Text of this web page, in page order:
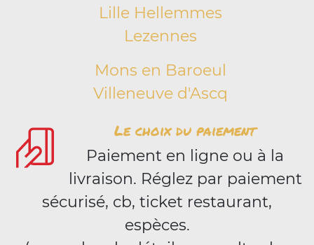
Lille Hellemmes
Lezennes
Mons en Baroeul
Villeneuve d'Ascq
Le choix du paiement
Paiement en ligne ou à la
livraison. Réglez par paiement
sécurisé, cb, ticket restaurant,
espèces.